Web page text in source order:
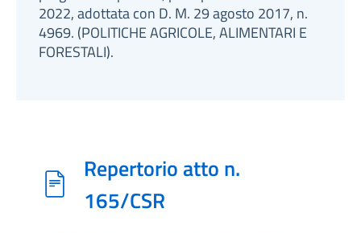
2022, adottata con D. M. 29 agosto 2017, n.
4969. (POLITICHE AGRICOLE, ALIMENTARI E
FORESTALI).
Repertorio atto n.
165/CSR